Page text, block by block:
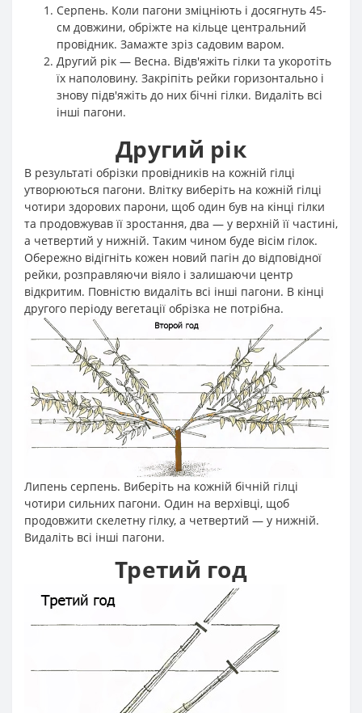
Серпень. Коли пагони зміцніють і досягнуть 45-
см довжини, обріжте на кільце центральний
провідник. Замажте зріз садовим варом.
Другий рік — Весна. Відв'яжіть гілки та укоротіть
їх наполовину. Закріпіть рейки горизонтально і
знову підв'яжіть до них бічні гілки. Видаліть всі
інші пагони.
Другий рік
В результаті обрізки провідників на кожній гілці
утворюються пагони. Влітку виберіть на кожній гілці
чотири здорових парони, щоб один був на кінці гілки
та продовжував її зростання, два — у верхній її частині,
а четвертий у нижній. Таким чином буде вісім гілок.
Обережно відігніть кожен новий пагін до відповідної
рейки, розправляючи віяло і залишаючи центр
відкритим. Повністю видаліть всі інші пагони. В кінці
другого періоду вегетації обрізка не потрібна.
Липень серпень. Виберіть на кожній бічній гілці
чотири сильних пагони. Один на верхівці, щоб
продовжити скелетну гілку, а четвертий — у нижній.
Видаліть всі інші пагони.
Третий год